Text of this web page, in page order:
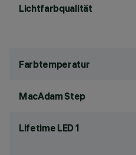
Lichtfarbqualität
Farbtemperatur
MacAdam Step
Lifetime LED 1